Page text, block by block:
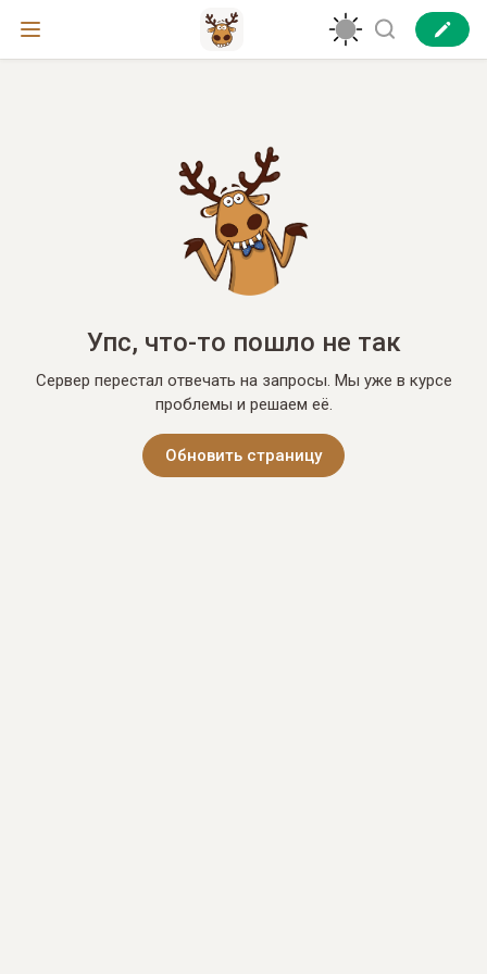
Упс, что-то пошло не так
Сервер перестал отвечать на запросы. Мы уже в курсе
проблемы и решаем её.
Обновить страницу